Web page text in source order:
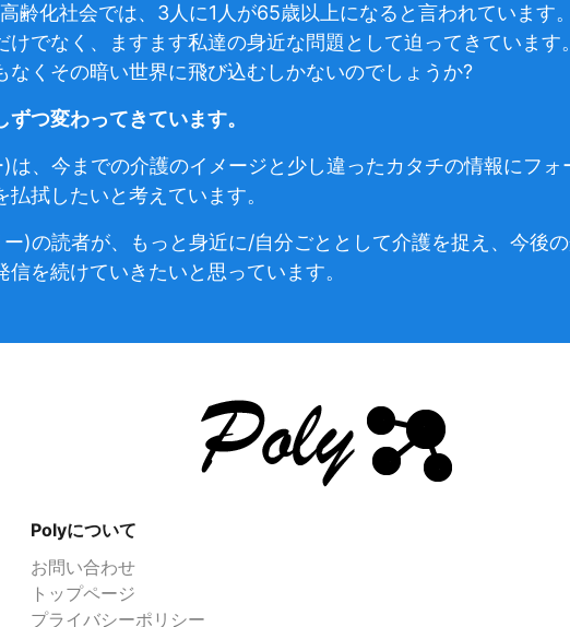
齢化社会では、3人に1人が65歳以上になると言われています
けでなく、ますます私達の身近な問題として迫ってきています
なくその暗い世界に飛び込むしかないのでしょうか?
つ変わってきています。
は、今までの介護のイメージと少し違ったカタチの情報にフ
拭したいと考えています。
)の読者が、もっと身近に/自分ごととして介護を捉え、今後
を続けていきたいと思っています。
Polyについて
お問い合わせ
トップページ
プライバシーポリシー